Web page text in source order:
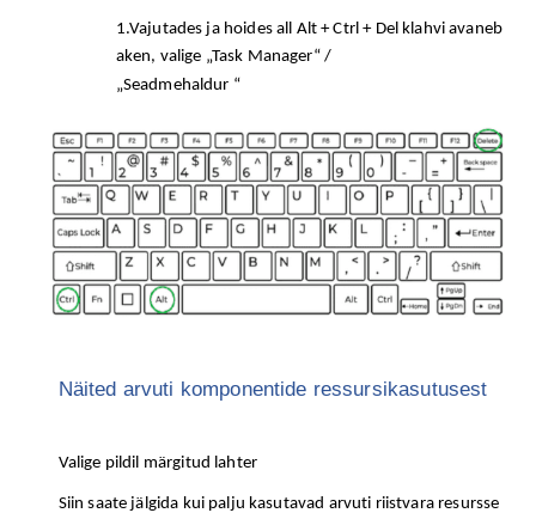
1.Vajutades ja hoides all Alt + Ctrl + Del klahvi avaneb
aken, valige „Task Manager“ /
„Seadmehaldur “
Näited arvuti komponentide ressursikasutusest
Valige pildil märgitud lahter
Siin saate jälgida kui palju kasutavad arvuti riistvara resursse